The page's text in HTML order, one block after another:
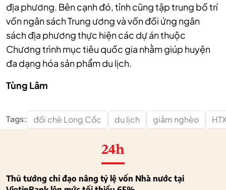
địa phương. Bên cạnh đó, tỉnh cũng tập trung bố trí
vốn ngân sách Trung ương và vốn đối ứng ngân
sách địa phương thực hiện các dự án thuộc
Chương trình mục tiêu quốc gia nhằm giúp huyện
đa dạng hóa sản phẩm du lịch.
Tùng Lâm
Tags: đồi chè Long Cốc du lịch giảm nghèo
24h
Thủ tướng chỉ đạo nâng tỷ lệ vốn Nhà nước tại